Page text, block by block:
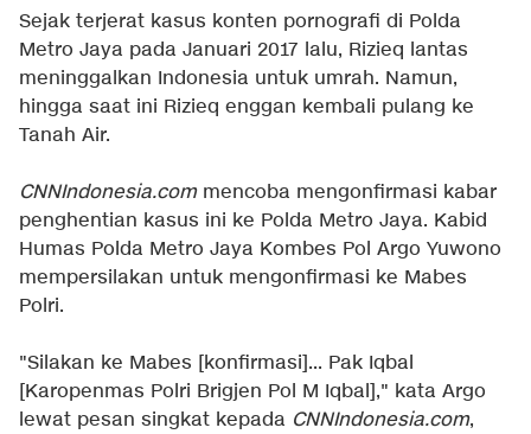
Sejak terjerat kasus konten pornografi di Polda
Metro Jaya pada Januari 2017 lalu, Rizieq lantas
meninggalkan Indonesia untuk umrah. Namun,
hingga saat ini Rizieq enggan kembali pulang ke
Tanah Air.
CNNIndonesia.commencoba mengonfirmasi kabar
penghentian kasus ini ke Polda Metro Jaya. Kabid
Humas Polda Metro Jaya Kombes Pol Argo Yuwono
mempersilakan untuk mengonfirmasi ke Mabes
Polri.
"Silakan ke Mabes [konfirmasi]... Pak Iqbal
[Karopenmas Polri Brigjen Pol M Iqbal]," kata Argo
lewat pesan singkat kepada CNNIndonesia.com,